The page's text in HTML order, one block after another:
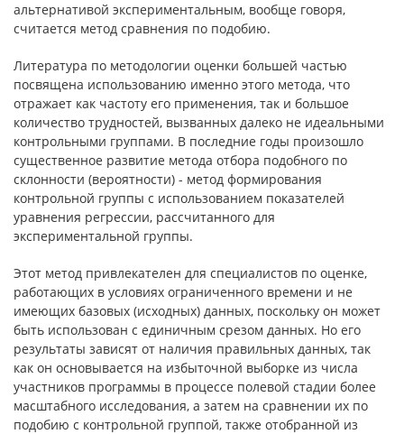
альтернативой экспериментальным, вообще говоря,
считается метод сравнения по подобию.
Литература по методологии оценки большей частью
посвящена ис­пользованию именно этого метода, что
отражает как частоту его применения, так и большое
количество трудностей, вызванных далеко не идеальны­ми
контрольными группами. В последние годы произошло
существенное развитие метода отбора подобного по
склонности (вероятности) - метод формирования
контрольной группы с использованием показателей
уравне­ния регрессии, рассчитанного для
экспериментальной группы.
Этот метод привлекателен для специалистов по оценке,
работающих в условиях ограниченного времени и не
имеющих базовых (исходных) дан­ных, поскольку он может
быть использован с единичным срезом данных. Но его
результаты зависят от наличия правильных данных, так
как он осно­вывается на избыточной выборке из числа
участников программы в про­цессе полевой стадии более
масштабного исследования, а затем на сравне­нии их по
подобию с контрольной группой, также отобранной из